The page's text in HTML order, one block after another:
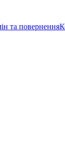
та повернення